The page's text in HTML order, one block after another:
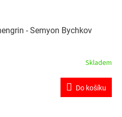
- Semyon Bychkov
Skladem
Do košíku